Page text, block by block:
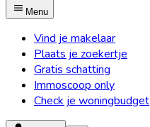
Menu
Vind je makelaar
Plaats je zoekertje
Gratis schatting
Immoscoop only
Check je woningbudget